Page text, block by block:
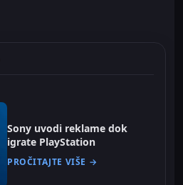
Sony uvodi reklame dok
igrate PlayStation
PROČITAJTE VIŠE →